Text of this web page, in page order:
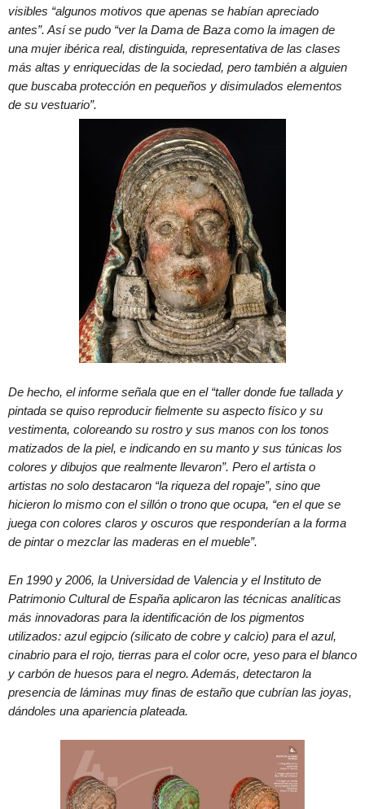
visibles “algunos motivos que apenas se habían apreciado
antes”. Así se pudo “ver la Dama de Baza como la imagen de
una mujer ibérica real, distinguida, representativa de las clases
más altas y enriquecidas de la sociedad, pero también a alguien
que buscaba protección en pequeños y disimulados elementos
de su vestuario”.
De hecho, el informe señala que en el “taller donde fue tallada y
pintada se quiso reproducir fielmente su aspecto físico y su
vestimenta, coloreando su rostro y sus manos con los tonos
matizados de la piel, e indicando en su manto y sus túnicas los
colores y dibujos que realmente llevaron”. Pero el artista o
artistas no solo destacaron “la riqueza del ropaje”, sino que
hicieron lo mismo con el sillón o trono que ocupa, “en el que se
juega con colores claros y oscuros que responderían a la forma
de pintar o mezclar las maderas en el mueble”.
En 1990 y 2006, la Universidad de Valencia y el Instituto de
Patrimonio Cultural de España aplicaron las técnicas analíticas
más innovadoras para la identificación de los pigmentos
utilizados: azul egipcio (silicato de cobre y calcio) para el azul,
cinabrio para el rojo, tierras para el color ocre, yeso para el blanco
y carbón de huesos para el negro. Además, detectaron la
presencia de láminas muy finas de estaño que cubrían las joyas,
dándoles una apariencia plateada.